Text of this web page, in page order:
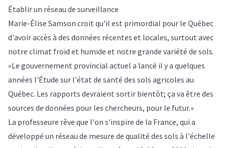
Établir un réseau de surveillance
Marie-Élise Samson croit qu'il est primordial pour le Québec
d'avoir accès à des données récentes et locales, surtout avec
notre climat froid et humide et notre grande variété de sols.
«Le gouvernement provincial actuel a lancé il y a quelques
années l'Étude sur l'état de santé des sols agricoles au
Québec. Les rapports devraient sortir bientôt; ça va être des
sources de données pour les chercheurs, pour le futur.»
La professeure rêve que l'on s'inspire de la France, qui a
développé un réseau de mesure de qualité des sols à l'échelle